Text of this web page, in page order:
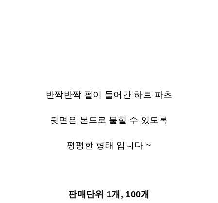
반짝반짝 펄이 들어간 하트 파츠
뒷면은 본드로 붙힐 수 있도록
평평한 형태 입니다 ~
판매단위 1개, 100개